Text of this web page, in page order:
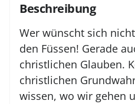
Beschreibung
Wer wünscht sich
den Füssen! Gerade
christlichen Glauben.
christlichen
wissen, wo wir gehen